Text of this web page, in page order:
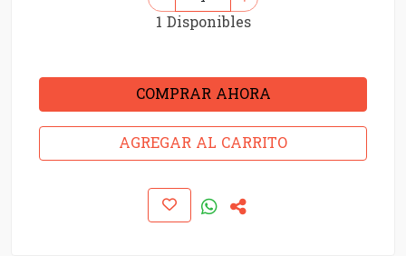
1 Disponibles
COMPRAR AHORA
AGREGAR AL CARRITO